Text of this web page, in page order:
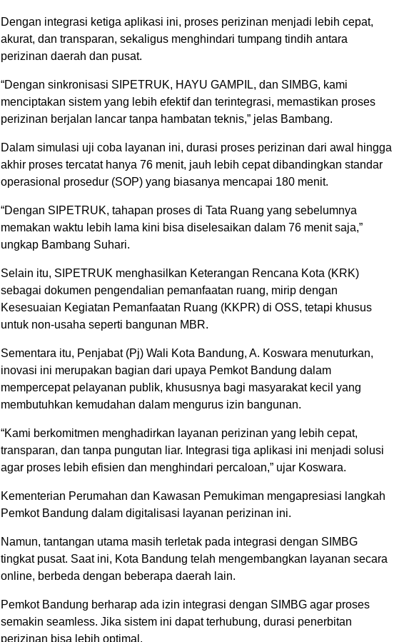
Dengan integrasi ketiga aplikasi ini, proses perizinan menjadi lebih cepat,
akurat, dan transparan, sekaligus menghindari tumpang tindih antara
perizinan daerah dan pusat.
“Dengan sinkronisasi SIPETRUK, HAYU GAMPIL, dan SIMBG, kami
menciptakan sistem yang lebih efektif dan terintegrasi, memastikan proses
perizinan berjalan lancar tanpa hambatan teknis,” jelas Bambang.
Dalam simulasi uji coba layanan ini, durasi proses perizinan dari awal hingga
akhir proses tercatat hanya 76 menit, jauh lebih cepat dibandingkan standar
operasional prosedur (SOP) yang biasanya mencapai 180 menit.
“Dengan SIPETRUK, tahapan proses di Tata Ruang yang sebelumnya
memakan waktu lebih lama kini bisa diselesaikan dalam 76 menit saja,”
ungkap Bambang Suhari.
Selain itu, SIPETRUK menghasilkan Keterangan Rencana Kota (KRK)
sebagai dokumen pengendalian pemanfaatan ruang, mirip dengan
Kesesuaian Kegiatan Pemanfaatan Ruang (KKPR) di OSS, tetapi khusus
untuk non-usaha seperti bangunan MBR.
Sementara itu, Penjabat (Pj) Wali Kota Bandung, A. Koswara menuturkan,
inovasi ini merupakan bagian dari upaya Pemkot Bandung dalam
mempercepat pelayanan publik, khususnya bagi masyarakat kecil yang
membutuhkan kemudahan dalam mengurus izin bangunan.
“Kami berkomitmen menghadirkan layanan perizinan yang lebih cepat,
transparan, dan tanpa pungutan liar. Integrasi tiga aplikasi ini menjadi solusi
agar proses lebih efisien dan menghindari percaloan,” ujar Koswara.
Kementerian Perumahan dan Kawasan Pemukiman mengapresiasi langkah
Pemkot Bandung dalam digitalisasi layanan perizinan ini.
Namun, tantangan utama masih terletak pada integrasi dengan SIMBG
tingkat pusat. Saat ini, Kota Bandung telah mengembangkan layanan secara
online, berbeda dengan beberapa daerah lain.
Pemkot Bandung berharap ada izin integrasi dengan SIMBG agar proses
semakin seamless. Jika sistem ini dapat terhubung, durasi penerbitan
perizinan bisa lebih optimal.